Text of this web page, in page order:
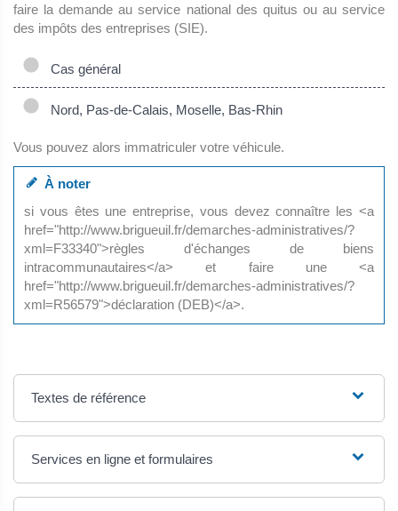
faire la demande au service national des quitus ou au service
des impôts des entreprises (SIE).
Cas général
Nord, Pas-de-Calais, Moselle, Bas-Rhin
Vous pouvez alors immatriculer votre véhicule.
À noter
si vous êtes une entreprise, vous devez connaître les <a
href="http://www.brigueuil.fr/demarches-administratives/?
xml=F33340">règles d'échanges de biens
intracommunautaires</a> et faire une <a
href="http://www.brigueuil.fr/demarches-administratives/?
xml=R56579">déclaration (DEB)</a>.
Textes de référence
Services en ligne et formulaires